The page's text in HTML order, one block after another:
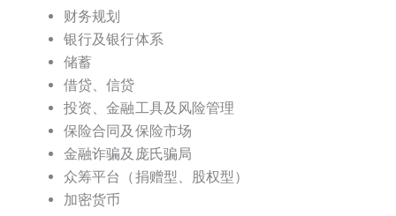
财务规划
银行及银行体系
储蓄
借贷、信贷
投资、金融工具及风险管理
保险合同及保险市场
金融诈骗及庞氏骗局
众筹平台（捐赠型、股权型）
加密货币